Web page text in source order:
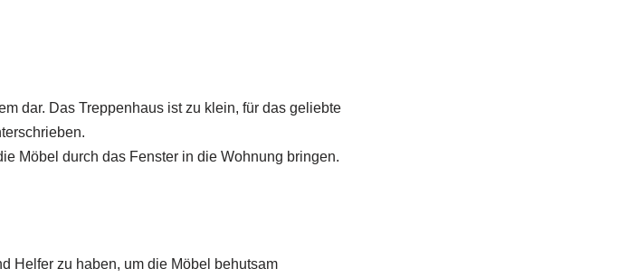
dar. Das Treppenhaus ist zu klein, für das geliebte
Möbel durch das Fenster in die Wohnung bringen.
Helfer zu haben, um die Möbel behutsam